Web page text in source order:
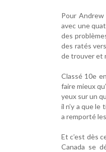
Pour Andrew
avec une
des
des ratés
de trouver et
Classé 10e
faire mieux
yeux sur un
il n’y a que
a remporté
Et c’est dès
Canada se